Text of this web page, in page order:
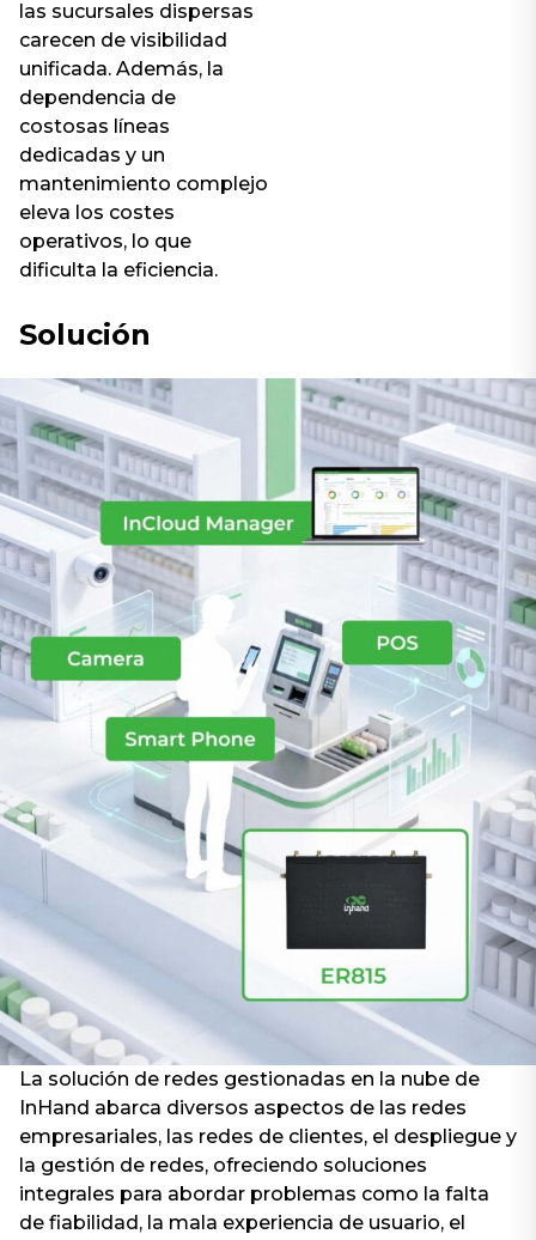
las sucursales dispersas
carecen de visibilidad
unificada. Además, la
dependencia de
costosas líneas
dedicadas y un
mantenimiento complejo
eleva los costes
operativos, lo que
dificulta la eficiencia.
Solución
La solución de redes gestionadas en la nube de
InHand abarca diversos aspectos de las redes
empresariales, las redes de clientes, el despliegue y
la gestión de redes, ofreciendo soluciones
integrales para abordar problemas como la falta
de fiabilidad, la mala experiencia de usuario, el